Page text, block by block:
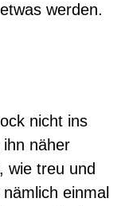
werden.
nicht ins
näher
wie treu und
einmal